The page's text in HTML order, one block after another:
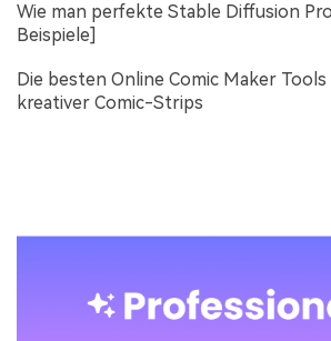
Wie man perfekte Stable Diffusion
Beispiele]
Die besten Online Comic Maker
kreativer Comic-Strips